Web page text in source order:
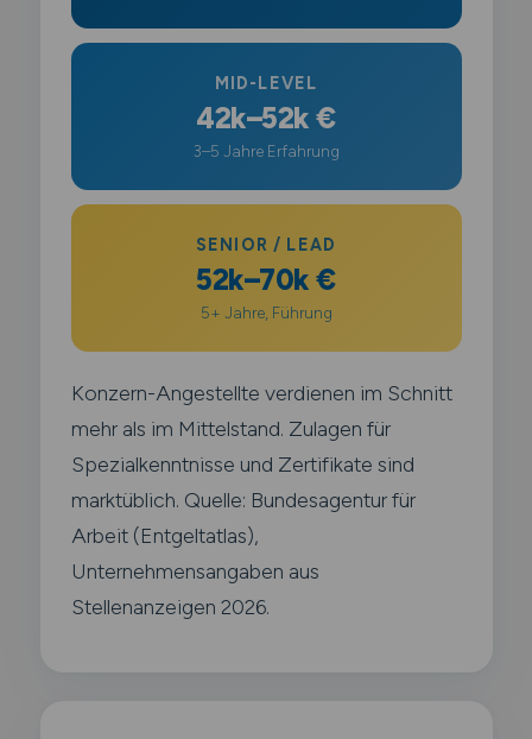
MID-LEVEL
42k–52k €
3–5 Jahre Erfahrung
SENIOR / LEAD
52k–70k €
5+ Jahre, Führung
Konzern-Angestellte verdienen im Schnitt
mehr als im Mittelstand. Zulagen für
Spezialkenntnisse und Zertifikate sind
marktüblich. Quelle: Bundesagentur für
Arbeit (Entgeltatlas),
Unternehmensangaben aus
Stellenanzeigen 2026.